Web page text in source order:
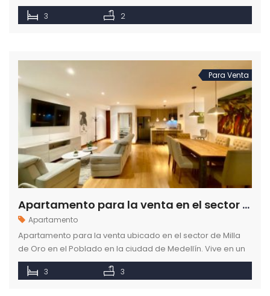
mejor portafolio para tu elección.
3 2
Para Venta
Apartamento para la venta en el sector de Milla de Oro en el Poblado en Medellín
Apartamento
Apartamento para la venta ubicado en el sector de Milla
de Oro en el Poblado en la ciudad de Medellín. Vive en un
lugar tranquilo y con todas las comodidades.
3 3